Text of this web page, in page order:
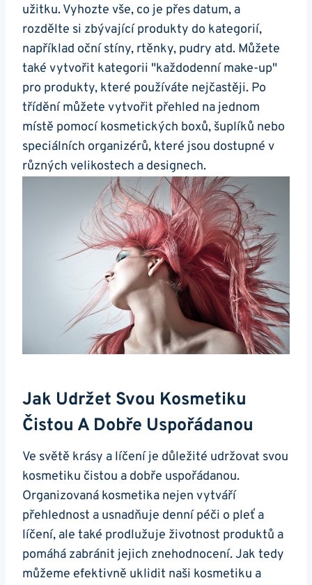
užitku. Vyhozte vše, co je přes datum, a
rozdělte si zbývající produkty do kategorií,
například oční stíny, rtěnky, pudry atd. Můžete
také vytvořit kategorii "každodenní make-up"
pro produkty, které používáte nejčastěji. Po
třídění můžete vytvořit přehled na jednom
místě pomocí kosmetických boxů, šuplíků nebo
speciálních organizérů, které jsou dostupné v
různých velikostech a designech.
Jak Udržet Svou Kosmetiku
Čistou A Dobře Uspořádanou
Ve světě krásy a líčení je důležité udržovat svou
kosmetiku čistou a dobře uspořádanou.
Organizovaná kosmetika nejen vytváří
přehlednost a usnadňuje denní péči o pleť a
líčení, ale také prodlužuje životnost produktů a
pomáhá zabránit jejich znehodnocení. Jak tedy
můžeme efektivně uklidit naši kosmetiku a